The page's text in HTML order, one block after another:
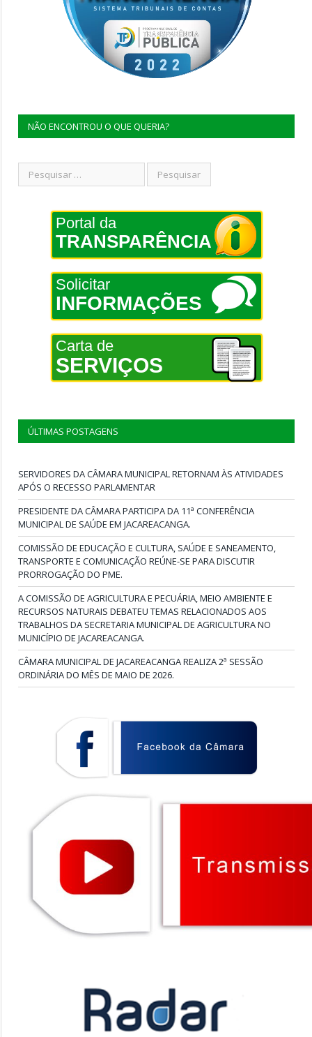
NÃO ENCONTROU O QUE QUERIA?
Portal da
TRANSPARÊNCIA
Solicitar
INFORMAÇÕES
Carta de
SERVIÇOS
ÚLTIMAS POSTAGENS
SERVIDORES DA CÂMARA MUNICIPAL RETORNAM ÀS ATIVIDADES
APÓS O RECESSO PARLAMENTAR
PRESIDENTE DA CÂMARA PARTICIPA DA 11ª CONFERÊNCIA
MUNICIPAL DE SAÚDE EM JACAREACANGA.
COMISSÃO DE EDUCAÇÃO E CULTURA, SAÚDE E SANEAMENTO,
TRANSPORTE E COMUNICAÇÃO REÚNE-SE PARA DISCUTIR
PRORROGAÇÃO DO PME.
A COMISSÃO DE AGRICULTURA E PECUÁRIA, MEIO AMBIENTE E
RECURSOS NATURAIS DEBATEU TEMAS RELACIONADOS AOS
TRABALHOS DA SECRETARIA MUNICIPAL DE AGRICULTURA NO
MUNICÍPIO DE JACAREACANGA.
CÂMARA MUNICIPAL DE JACAREACANGA REALIZA 2ª SESSÃO
ORDINÁRIA DO MÊS DE MAIO DE 2026.